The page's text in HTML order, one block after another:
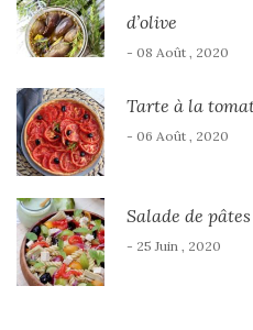
d’olive
- 08 Août , 2020
Tarte à la
- 06 Août , 2020
Salade de
- 25 Juin , 2020